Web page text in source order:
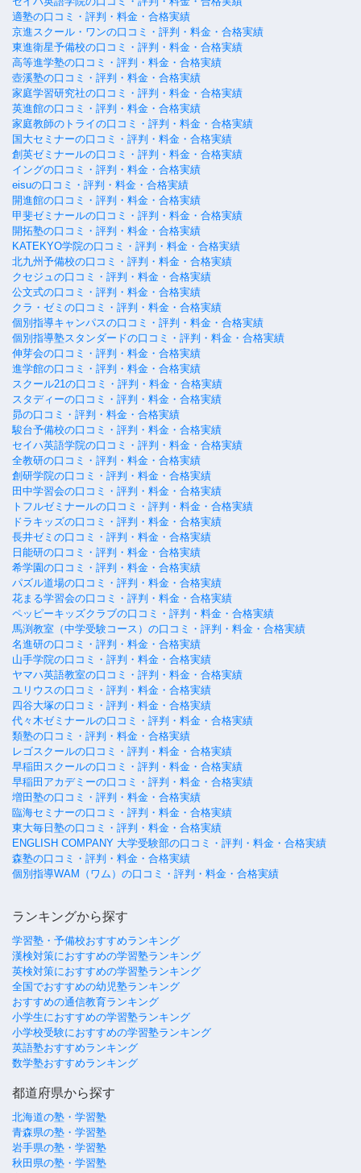
適塾の口コミ・評判・料金・合格実績
京進スクール・ワンの口コミ・評判・料金・合格実績
東進衛星予備校の口コミ・評判・料金・合格実績
高等進学塾の口コミ・評判・料金・合格実績
壺溪塾の口コミ・評判・料金・合格実績
家庭学習研究社の口コミ・評判・料金・合格実績
英進館の口コミ・評判・料金・合格実績
家庭教師のトライの口コミ・評判・料金・合格実績
国大セミナーの口コミ・評判・料金・合格実績
創英ゼミナールの口コミ・評判・料金・合格実績
イングの口コミ・評判・料金・合格実績
eisuの口コミ・評判・料金・合格実績
開進館の口コミ・評判・料金・合格実績
甲斐ゼミナールの口コミ・評判・料金・合格実績
開拓塾の口コミ・評判・料金・合格実績
KATEKYO学院の口コミ・評判・料金・合格実績
北九州予備校の口コミ・評判・料金・合格実績
クセジュの口コミ・評判・料金・合格実績
公文式の口コミ・評判・料金・合格実績
クラ・ゼミの口コミ・評判・料金・合格実績
個別指導キャンパスの口コミ・評判・料金・合格実績
個別指導塾スタンダードの口コミ・評判・料金・合格実績
伸芽会の口コミ・評判・料金・合格実績
進学館の口コミ・評判・料金・合格実績
スクール21の口コミ・評判・料金・合格実績
スタディーの口コミ・評判・料金・合格実績
昴の口コミ・評判・料金・合格実績
駿台予備校の口コミ・評判・料金・合格実績
セイハ英語学院の口コミ・評判・料金・合格実績
全教研の口コミ・評判・料金・合格実績
創研学院の口コミ・評判・料金・合格実績
田中学習会の口コミ・評判・料金・合格実績
トフルゼミナールの口コミ・評判・料金・合格実績
ドラキッズの口コミ・評判・料金・合格実績
長井ゼミの口コミ・評判・料金・合格実績
日能研の口コミ・評判・料金・合格実績
希学園の口コミ・評判・料金・合格実績
パズル道場の口コミ・評判・料金・合格実績
花まる学習会の口コミ・評判・料金・合格実績
ペッピーキッズクラブの口コミ・評判・料金・合格実績
馬渕教室（中学受験コース）の口コミ・評判・料金・合格実績
名進研の口コミ・評判・料金・合格実績
山手学院の口コミ・評判・料金・合格実績
ヤマハ英語教室の口コミ・評判・料金・合格実績
ユリウスの口コミ・評判・料金・合格実績
四谷大塚の口コミ・評判・料金・合格実績
代々木ゼミナールの口コミ・評判・料金・合格実績
類塾の口コミ・評判・料金・合格実績
レゴスクールの口コミ・評判・料金・合格実績
早稲田スクールの口コミ・評判・料金・合格実績
早稲田アカデミーの口コミ・評判・料金・合格実績
増田塾の口コミ・評判・料金・合格実績
臨海セミナーの口コミ・評判・料金・合格実績
東大毎日塾の口コミ・評判・料金・合格実績
ENGLISH COMPANY 大学受験部の口コミ・評判・料金・合格実績
森塾の口コミ・評判・料金・合格実績
個別指導WAM（ワム）の口コミ・評判・料金・合格実績
ランキングから探す
学習塾・予備校おすすめランキング
漢検対策におすすめの学習塾ランキング
英検対策におすすめの学習塾ランキング
全国でおすすめの幼児塾ランキング
おすすめの通信教育ランキング
小学生におすすめの学習塾ランキング
小学校受験におすすめの学習塾ランキング
英語塾おすすめランキング
数学塾おすすめランキング
都道府県から探す
北海道の塾・学習塾
青森県の塾・学習塾
岩手県の塾・学習塾
秋田県の塾・学習塾